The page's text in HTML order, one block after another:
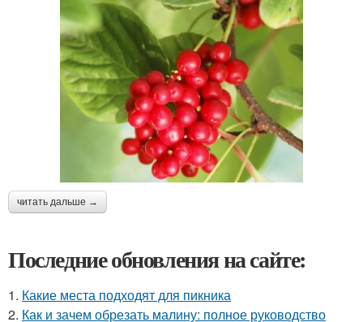
читать дальше →
Последние обновления на сайте:
1. Какие места подходят для пикника
2. Как и зачем обрезать малину: полное руководство